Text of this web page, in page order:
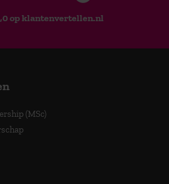
op klantenvertellen.nl
(MSc)